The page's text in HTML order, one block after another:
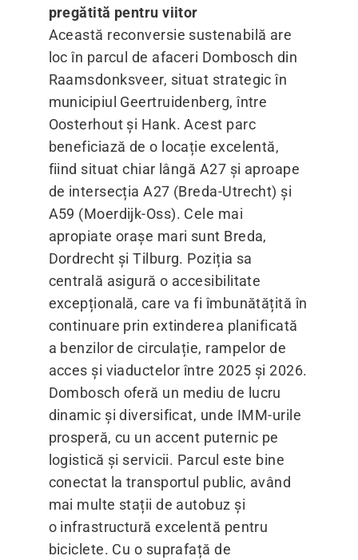
pregătită pentru viitor
Această reconversie sustenabilă are
loc în parcul de afaceri Dombosch din
Raamsdonksveer, situat strategic în
municipiul Geertruidenberg, între
Oosterhout și Hank. Acest parc
beneficiază de o locație excelentă,
fiind situat chiar lângă A27 și aproape
de intersecția A27 (Breda-Utrecht) și
A59 (Moerdijk-Oss). Cele mai
apropiate orașe mari sunt Breda,
Dordrecht și Tilburg. Poziția sa
centrală asigură o accesibilitate
excepțională, care va fi îmbunătățită în
continuare prin extinderea planificată
a benzilor de circulație, rampelor de
acces și viaductelor între 2025 și 2026.
Dombosch oferă un mediu de lucru
dinamic și diversificat, unde IMM-urile
prosperă, cu un accent puternic pe
logistică și servicii. Parcul este bine
conectat la transportul public, având
mai multe stații de autobuz și
o infrastructură excelentă pentru
biciclete. Cu o suprafață de